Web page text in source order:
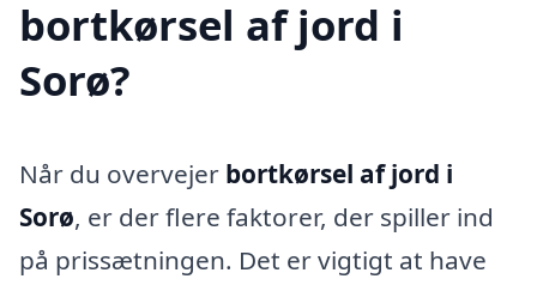
bortkørsel af jord i
Sorø?
Når du overvejer bortkørsel af jord i
Sorø, er der flere faktorer, der spiller ind
på prissætningen. Det er vigtigt at have